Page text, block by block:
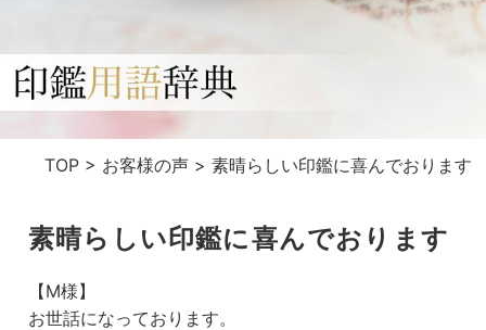
TOP> お客様の声> 素晴らしい印鑑に喜んでおります
素晴らしい印鑑に喜んでおります
【M様】
お世話になっております。